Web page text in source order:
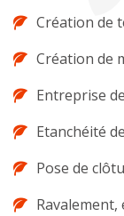
Création de
Création de
Entreprise
Etanchéité
Pose de